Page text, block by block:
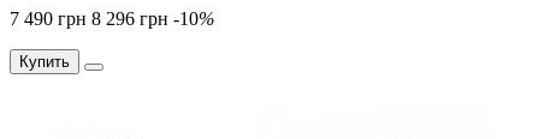
7 490 грн 8 296 грн -10%
Купить